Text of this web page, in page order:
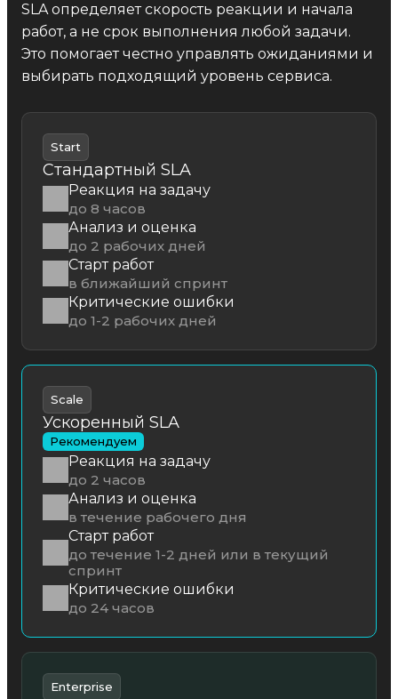
SLA определяет скорость реакции и начала
работ, а не срок выполнения любой задачи.
Это помогает честно управлять ожиданиями и
выбирать подходящий уровень сервиса.
Start
Стандартный SLA
Реакция на задачу
до 8 часов
Анализ и оценка
до 2 рабочих дней
Старт работ
в ближайший спринт
Критические ошибки
до 1-2 рабочих дней
Scale
Ускоренный SLA
Рекомендуем
Реакция на задачу
до 2 часов
Анализ и оценка
в течение рабочего дня
Старт работ
до течение 1-2 дней или в текущий
спринт
Критические ошибки
до 24 часов
Enterprise